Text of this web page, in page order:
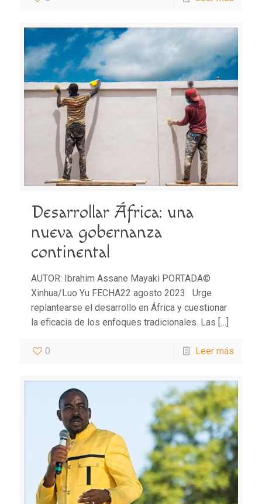
Desarrollar África: una
nueva gobernanza
continental
AUTOR: Ibrahim Assane Mayaki PORTADA©
Xinhua/Luo Yu FECHA22 agosto 2023 Urge
replantearse el desarrollo en África y cuestionar
la eficacia de los enfoques tradicionales. Las […]
0 Leer más